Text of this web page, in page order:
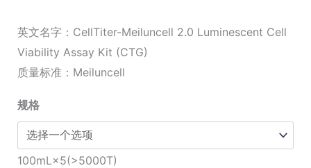
范
¥10,300.00
英文名字：CellTiter-Meiluncell 2.0 Luminescent Cell
Viability Assay Kit (CTG)
质量标准：Meiluncell
规格
100mL×5(>5000T)